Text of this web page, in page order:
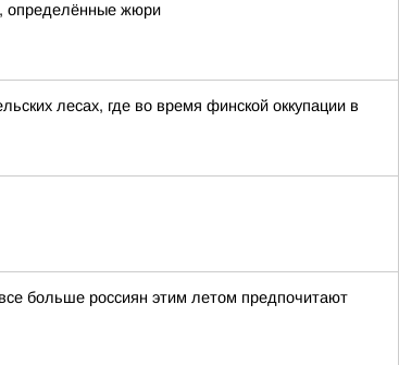
определённые жюри
лесах, где во время финской оккупации в
больше россиян этим летом предпочитают